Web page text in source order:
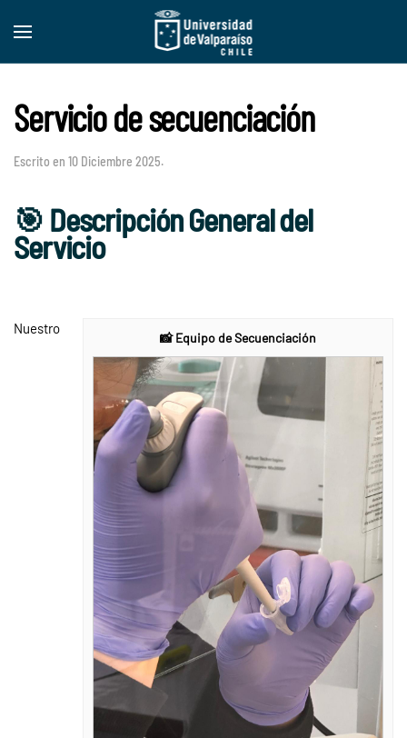
Skip to main content
Servicio de secuenciación
Escrito en 10 Diciembre 2025.
🎯 Descripción General del
Servicio
📸 Equipo de Secuenciación
Nuestro